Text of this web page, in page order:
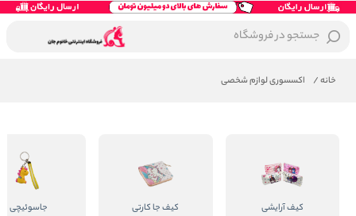
جستجو در فروشگاه
خانه/ اکسسوری لوازم شخصی
کیف آرایشی کیف جا کارتی جاسوئیچی